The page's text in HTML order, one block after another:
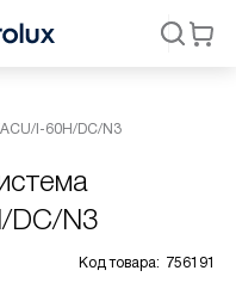
I-60H/DC/N3
DC/N3
Код товара: 756191